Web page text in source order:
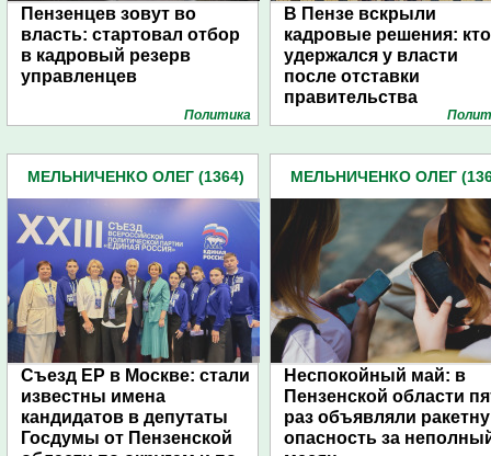
Пензенцев зовут во
власть: стартовал отбор
в кадровый резерв
управленцев
Политика
В Пензе вскрыли
кадровые решения: кто
удержался у власти
после отставки
правительства
МЕЛЬНИЧЕНКО ОЛЕГ (1364)
Съезд ЕР в Москве: стали
известны имена
кандидатов в депутаты
Госдумы от Пензенской
МЕЛЬНИЧЕНКО ОЛЕГ
Неспокойный май: в
Пензенской области
раз объявляли
опасность за